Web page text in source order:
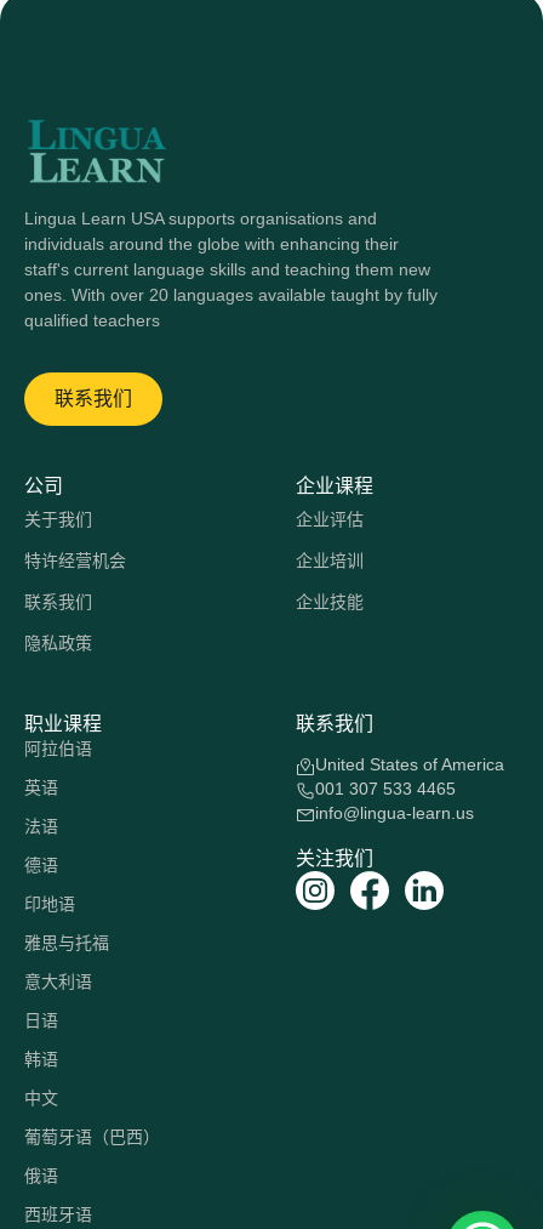
Lingua Learn USA supports organisations and
individuals around the globe with enhancing their
staff's current language skills and teaching them new
ones. With over 20 languages available taught by fully
qualified teachers
联系我们
公司
关于我们
特许经营机会
联系我们
隐私政策
企业课程
企业评估
企业培训
企业技能
职业课程
阿拉伯语
英语
法语
德语
印地语
雅思与托福
意大利语
日语
韩语
中文
葡萄牙语（巴西）
俄语
西班牙语
联系我们
United States of America
001 307 533 4465
info@lingua-learn.us
关注我们